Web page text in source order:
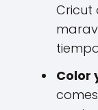
Cricut
Color